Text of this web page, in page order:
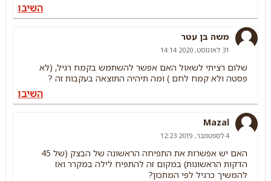
השיבו
משה בן עטר
31 לאוגוסט, 2020 14:14
שלום רציתי לשאול האם אפשר להשתמש בקמח רגיל, (לא
פסטה ולא קמח לחם ) ומה תיהיה התוצאה בעקבות זה ?
השיבו
Mazal
4 לספטמבר, 2019 12:23
האם יש אפשרות את התפיחה הראשונה של הבצק (של 45
הדקות הראשונות) במקום זה להתפיח לילה במקרר ואז
להמשיך כרגיל לפי המתכון?